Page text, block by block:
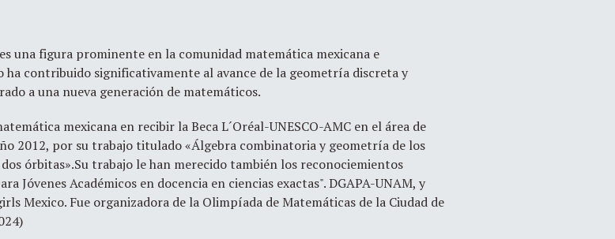
es una figura prominente en la comunidad matemática mexicana e
ha contribuido significativamente al avance de la geometría discreta y
a una nueva generación de matemáticos.
mexicana en recibir la Beca L´Oréal-UNESCO-AMC en el área de
2012, por su trabajo titulado «Álgebra combinatoria y geometría de los
órbitas».Su trabajo le han merecido también los reconociemientos
Jóvenes Académicos en docencia en ciencias exactas". DGAPA-UNAM, y
Mexico. Fue organizadora de la Olimpíada de Matemáticas de la Ciudad de